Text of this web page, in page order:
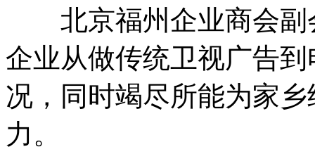
北京福州企业商会副
企业从做传统卫视广告
况，同时竭尽所能为家
力。